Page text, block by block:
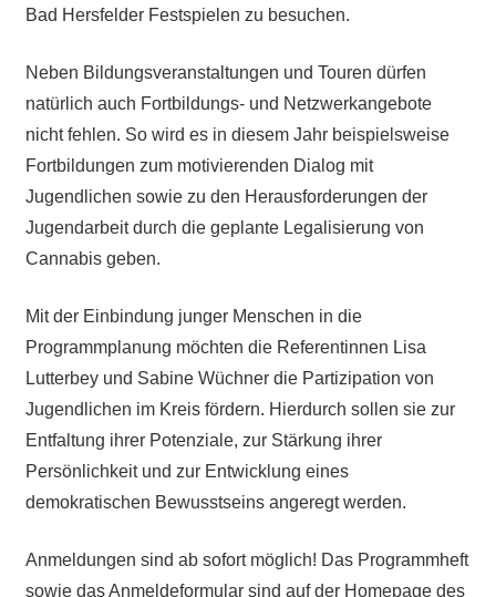
Bad Hersfelder Festspielen zu besuchen.
Neben Bildungsveranstaltungen und Touren dürfen
natürlich auch Fortbildungs- und Netzwerkangebote
nicht fehlen. So wird es in diesem Jahr beispielsweise
Fortbildungen zum motivierenden Dialog mit
Jugendlichen sowie zu den Herausforderungen der
Jugendarbeit durch die geplante Legalisierung von
Cannabis geben.
Mit der Einbindung junger Menschen in die
Programmplanung möchten die Referentinnen Lisa
Lutterbey und Sabine Wüchner die Partizipation von
Jugendlichen im Kreis fördern. Hierdurch sollen sie zur
Entfaltung ihrer Potenziale, zur Stärkung ihrer
Persönlichkeit und zur Entwicklung eines
demokratischen Bewusstseins angeregt werden.
Anmeldungen sind ab sofort möglich! Das Programmheft
sowie das Anmeldeformular sind auf der Homepage des